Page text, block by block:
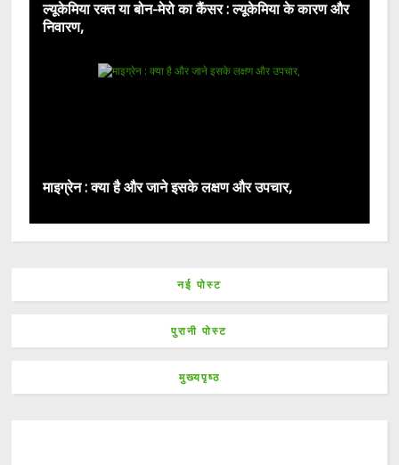
ल्यूकेमिया रक्त या बोन-मेरो का कैंसर : ल्यूकेमिया के कारण और
निवारण,
माइग्रेन : क्या है और जाने इसके लक्षण और उपचार,
नई पोस्ट
पुरानी पोस्ट
मुख्यपृष्ठ